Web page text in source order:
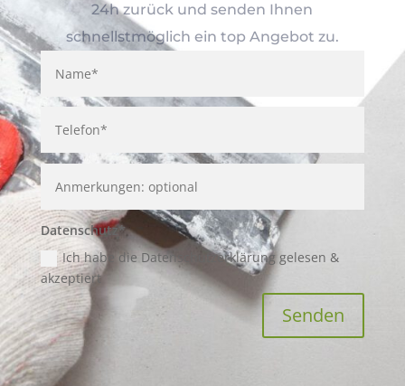
24h zurück und senden Ihnen
schnellstmöglich ein top Angebot zu.
Datenschutz*
Ich habe die Datenschutzerklärung gelesen &
akzeptiert
Senden